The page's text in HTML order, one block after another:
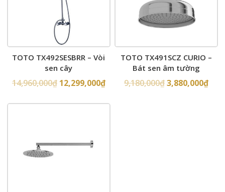
TOTO TX492SESBRR – Vòi
sen cây
14,960,000₫ 12,299,000₫
TOTO TX491SCZ CURIO –
Bát sen âm tường
9,180,000₫3,880,000₫